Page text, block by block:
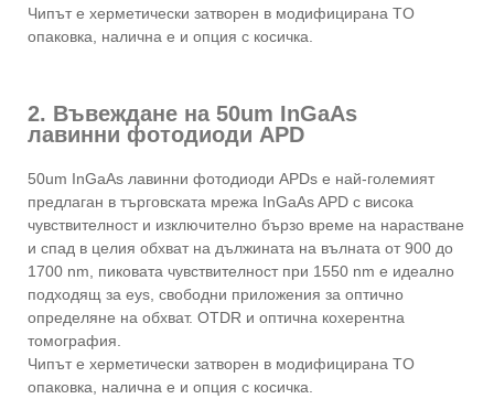
Чипът е херметически затворен в модифицирана TO
опаковка, налична е и опция с косичка.
2. Въвеждане на 50um InGaAs
лавинни фотодиоди APD
50um InGaAs лавинни фотодиоди APDs е най-големият
предлаган в търговската мрежа InGaAs APD с висока
чувствителност и изключително бързо време на нарастване
и спад в целия обхват на дължината на вълната от 900 до
1700 nm, пиковата чувствителност при 1550 nm е идеално
подходящ за eys, свободни приложения за оптично
определяне на обхват. OTDR и оптична кохерентна
томография.
Чипът е херметически затворен в модифицирана TO
опаковка, налична е и опция с косичка.